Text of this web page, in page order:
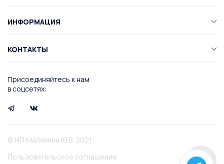
Присоединяйтесь к нам
в соцсетях:
ИНФОРМАЦИЯ
КОНТАКТЫ
© ИП Малявина Ю.В. 2021
Пользовательское соглашение